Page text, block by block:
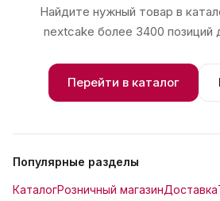
Найдите нужный товар в
nextcake более 3400 позиций
Перейти в каталог
Популярные разделы
КаталогРозничный магазинДоставка